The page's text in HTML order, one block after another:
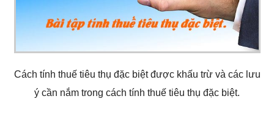
Cách tính thuế tiêu thụ đặc biệt được khấu trừ và các lưu
ý cần nắm trong cách tính thuế tiêu thụ đặc biệt.